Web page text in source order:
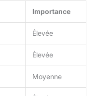
Importance
Élevée
Élevée
Moyenne